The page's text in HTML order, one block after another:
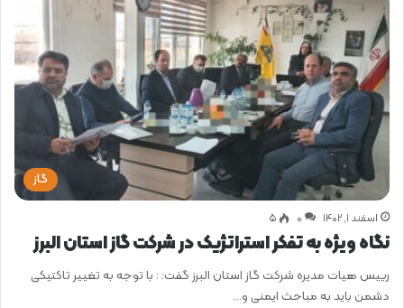
گاز
اسفند ۱, ۱۴۰۲ 0 ۵
نگاه ویژه به تفکر استراتژیک در شرکت گاز استان البرز
رییس هیات مدیره شرکت گاز استان البرز گفت: : با توجه به تغییر تاکتیکی
دشمن باید به مباحث ایمنی و…